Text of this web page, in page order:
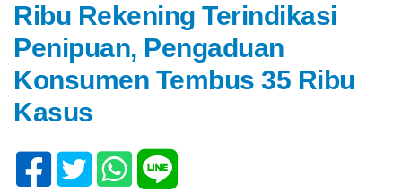
Ribu Rekening Terindikasi
Penipuan, Pengaduan
Konsumen Tembus 35 Ribu
Kasus